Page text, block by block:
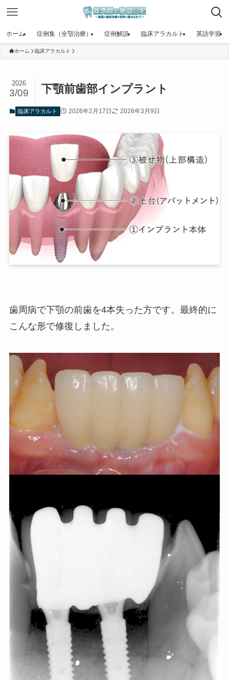
ホーム 症例集（全顎治療） 症例解説 臨床アラカルト 英語学習
ホーム 臨床アラカルト
下顎前歯部インプラント
2026
3/09
臨床アラカルト 2026年2月17日 2026年3月9日
歯周病で下顎の前歯を4本失った方です。最終的に
こんな形で修復しました。